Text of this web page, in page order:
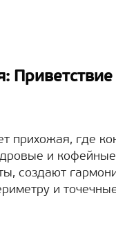
Приветствие
прихожая, где
и
создают
и